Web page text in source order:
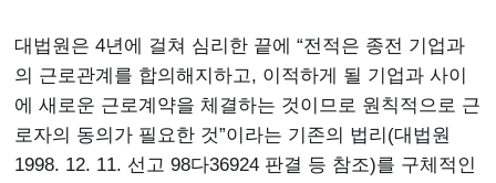
대법원은 4년에 걸쳐 심리한 끝에 “전적은 종전 기업과
의 근로관계를 합의해지하고, 이적하게 될 기업과 사이
에 새로운 근로계약을 체결하는 것이므로 원칙적으로 근
로자의 동의가 필요한 것”이라는 기존의 법리(대법원
1998. 12. 11. 선고 98다36924 판결 등 참조)를 구체적인